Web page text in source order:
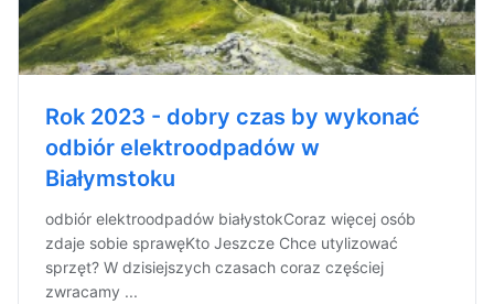
Rok 2023 - dobry czas by wykonać
odbiór elektroodpadów w
Białymstoku
odbiór elektroodpadów białystokCoraz więcej osób
zdaje sobie sprawęKto Jeszcze Chce utylizować
sprzęt? W dzisiejszych czasach coraz częściej
zwracamy ...